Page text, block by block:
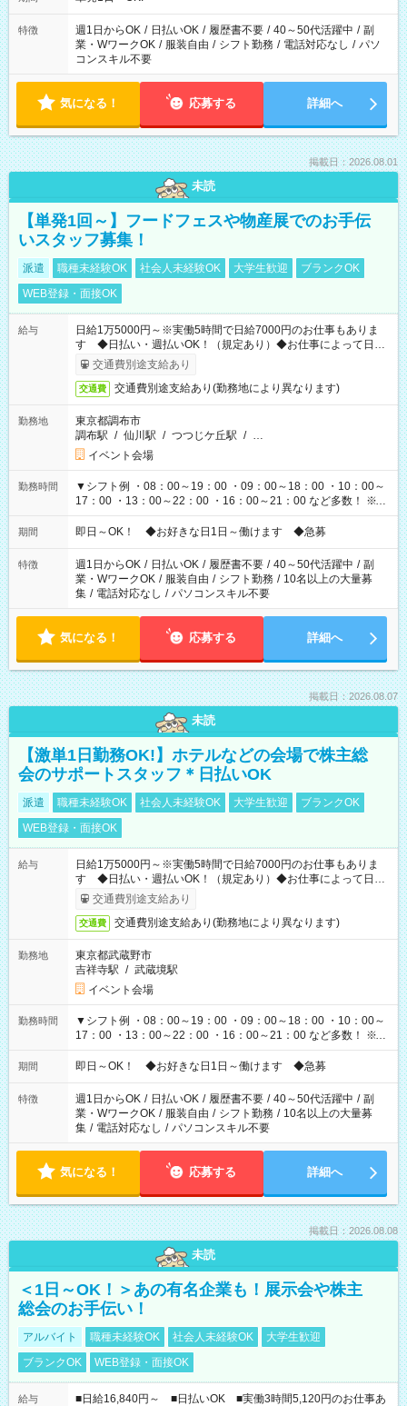
特徴 週1日からOK / 日払いOK / 履歴書不要 / 40～50代活躍中 / 副
業・WワークOK / 服装自由 / シフト勤務 / 電話対応なし / パソ
コンスキル不要
気になる！ 応募する 詳細へ
掲載日：2026.08.01
未読
【単発1回～】フードフェスや物産展でのお手伝
いスタッフ募集！
派遣 職種未経験OK 社会人未経験OK 大学生歓迎
ブランクOK
WEB登録・面接OK
給与
日給1万5000円～※実働5時間で日給7000円のお仕事もありま
す ◆日払い・週払いOK！（規定あり）◆お仕事によって日給
も異なります
交通費別途支給あり
交通費 交通費別途支給あり(勤務地により異なります)
勤務地
東京都調布市
調布駅 / 仙川駅 / つつじケ丘駅 / …
イベント会場
勤務時間
▼シフト例 ・08：00～19：00 ・09：00～18：00 ・10：00～
17：00 ・13：00～22：00 ・16：00～21：00 など多数！ ※お
仕事により勤務時間が異なります
期間 即日～OK！ ◆お好きな日1日～働けます ◆急募
特徴 週1日からOK / 日払いOK / 履歴書不要 / 40～50代活躍中 / 副
業・WワークOK / 服装自由 / シフト勤務 / 10名以上の大量募
集 / 電話対応なし / パソコンスキル不要
気になる！ 応募する 詳細へ
掲載日：2026.08.07
未読
【激単1日勤務OK!】ホテルなどの会場で株主総
会のサポートスタッフ＊日払いOK
派遣 職種未経験OK 社会人未経験OK 大学生歓迎
ブランクOK
WEB登録・面接OK
給与
日給1万5000円～※実働5時間で日給7000円のお仕事もありま
す ◆日払い・週払いOK！（規定あり）◆お仕事によって日給
も異なります
交通費別途支給あり
交通費 交通費別途支給あり(勤務地により異なります)
勤務地
東京都武蔵野市
吉祥寺駅 / 武蔵境駅
イベント会場
勤務時間
▼シフト例 ・08：00～19：00 ・09：00～18：00 ・10：00～
17：00 ・13：00～22：00 ・16：00～21：00 など多数！ ※お
仕事により勤務時間が異なります
期間 即日～OK！ ◆お好きな日1日～働けます ◆急募
特徴 週1日からOK / 日払いOK / 履歴書不要 / 40～50代活躍中 / 副
業・WワークOK / 服装自由 / シフト勤務 / 10名以上の大量募
集 / 電話対応なし / パソコンスキル不要
気になる！ 応募する 詳細へ
掲載日：2026.08.08
未読
＜1日～OK！＞あの有名企業も！展示会や株主
総会のお手伝い！
アルバイト 職種未経験OK 社会人未経験OK
大学生歓迎
ブランクOK
WEB登録・面接OK
給与
■日給16,840円～ ■日払いOK ■実働3時間5,120円のお仕事あ